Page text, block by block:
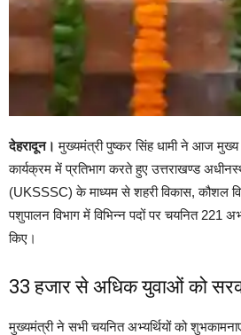
देहरादून।मुख्यमंत्री पुष्कर सिंह धामी ने आज
कार्यक्रम में प्रतिभाग करते हुए उत्तराखण्ड
(UKSSSC) के माध्यम से शहरी विकास, कौशल
पशुपालन विभाग में विभिन्न पदों पर चयनित 221
किए।
33 हजार से अधिक युवाओं को
मुख्यमंत्री ने सभी चयनित अभ्यर्थियों को